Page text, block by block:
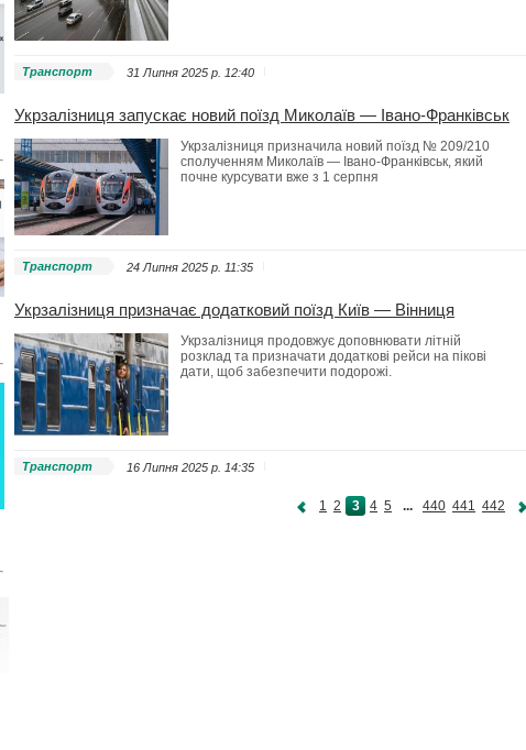
Транспорт 31 Липня 2025 p. 12:40
Укрзалізниця запускає новий поїзд Миколаїв — Івано-Франківськ
Укрзалізниця призначила новий поїзд № 209/210
сполученням Миколаїв — Івано-Франківськ, який
почне курсувати вже з 1 серпня
Транспорт 24 Липня 2025 p. 11:35
Укрзалізниця призначає додатковий поїзд Київ — Вінниця
Укрзалізниця продовжує доповнювати літній
розклад та призначати додаткові рейси на пікові
дати, щоб забезпечити подорожі.
Транспорт 16 Липня 2025 p. 14:35
1 2 3 4 5 ... 440 441 442